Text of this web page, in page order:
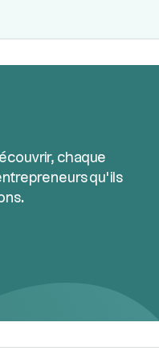
chaque
qu’ils